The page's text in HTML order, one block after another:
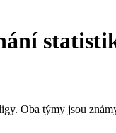
Oba týmy jsou